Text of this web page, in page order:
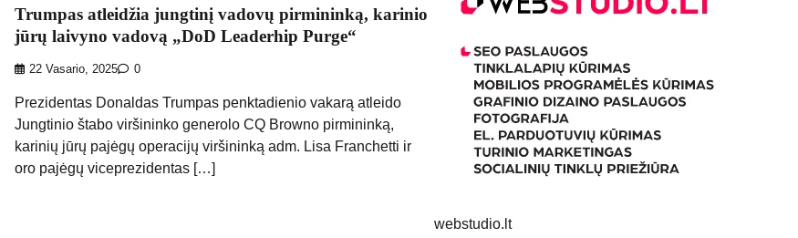
Trumpas atleidžia jungtinį vadovų pirmininką, karinio
jūrų laivyno vadovą „DoD Leaderhip Purge“
22 Vasario, 2025 0
Prezidentas Donaldas Trumpas penktadienio vakarą atleido
Jungtinio štabo viršininko generolo CQ Browno pirmininką,
karinių jūrų pajėgų operacijų viršininką adm. Lisa Franchetti ir
oro pajėgų viceprezidentas […]
webstudio.lt